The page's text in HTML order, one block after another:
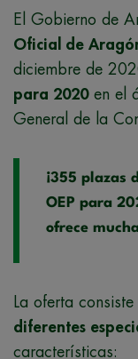
El Gobierno de
Oficial de
diciembre de
para 2020en el
General de la
¡355 plazas
OEP para
ofrece
La oferta
diferentes
características: